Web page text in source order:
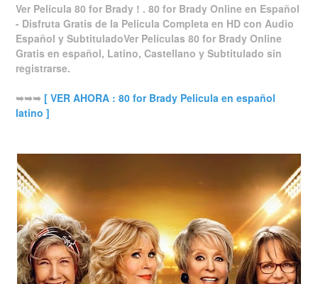
Ver Película 80 for Brady ! . 80 for Brady Online en Español
- Disfruta Gratis de la Pelicula Completa en HD con Audio
Español y SubtituladoVer Películas 80 for Brady Online
Gratis en español, Latino, Castellano y Subtitulado sin
registrarse.
➥➥➥ [ VER AHORA : 80 for Brady Pelicula en español
latino ]